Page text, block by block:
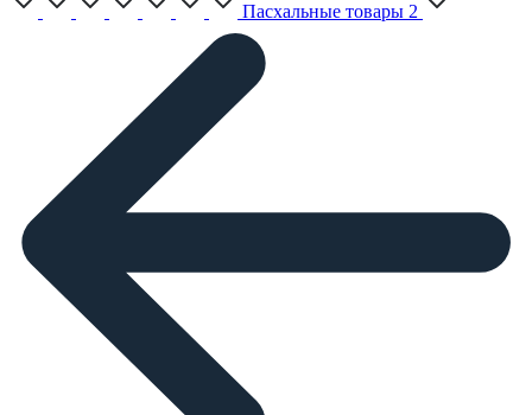
Пасхальные товары 2